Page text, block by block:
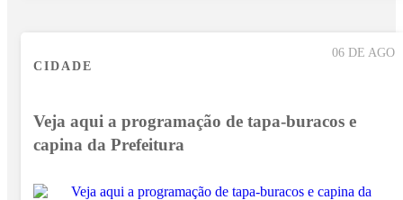
06 DE AGO
CIDADE
Veja aqui a programação de tapa-buracos e
capina da Prefeitura